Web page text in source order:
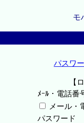
モ
パスワ
【
ﾒｰﾙ・電話番
メール・
パスワード